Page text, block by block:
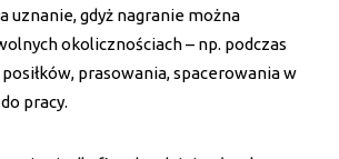
uznanie, gdyż nagranie można
okolicznościach – np. podczas
prasowania, spacerowania w
pracy.